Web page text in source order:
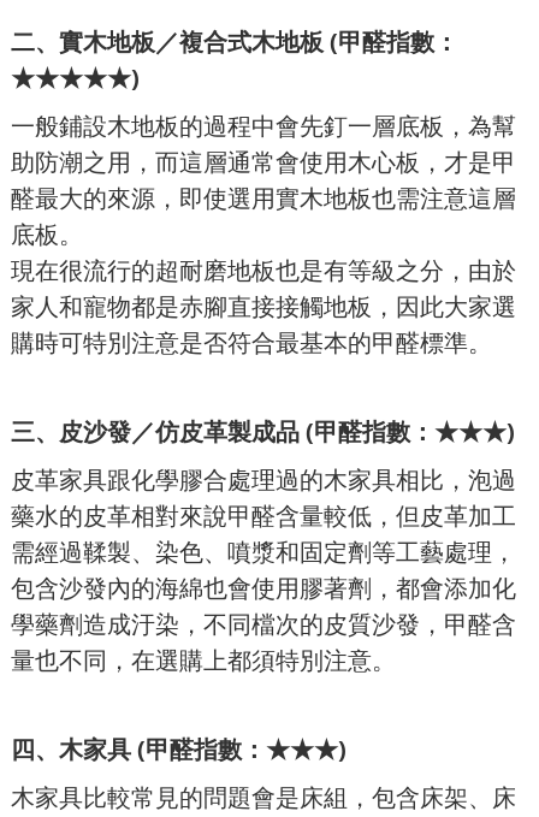
二、 實木地板／複合式木地板 (甲醛指數：
★★★★★)
一般鋪設木地板的過程中會先釘一層底板，為幫
助防潮之用，而這層通常會使用木心板，才是甲
醛最大的來源，即使選用實木地板也需注意這層
底板。
現在很流行的超耐磨地板也是有等級之分，由於
家人和寵物都是赤腳直接接觸地板，因此大家選
購時可特別注意是否符合最基本的甲醛標準。
三、 皮沙發／仿皮革製成品 (甲醛指數：★★★)
皮革家具跟化學膠合處理過的木家具相比，泡過
藥水的皮革相對來說甲醛含量較低，但皮革加工
需經過鞣製、染色、噴漿和固定劑等工藝處理，
包含沙發內的海綿也會使用膠著劑，都會添加化
學藥劑造成汙染，不同檔次的皮質沙發，甲醛含
量也不同，在選購上都須特別注意。
四、木家具 (甲醛指數：★★★)
木家具比較常見的問題會是床組，包含床架、床